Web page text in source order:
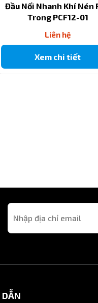
Đầu Nối Nhanh Khí Nén
Trong PCF12-01
Liên hệ
Xem chi tiết
DẪN